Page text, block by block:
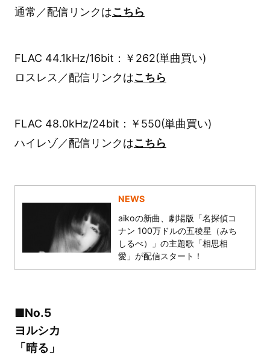
通常／配信リンクはこちら
FLAC 44.1kHz/16bit：￥262(単曲買い)
ロスレス／配信リンクはこちら
FLAC 48.0kHz/24bit：￥550(単曲買い)
ハイレゾ／配信リンクはこちら
NEWS
aikoの新曲、劇場版「名探偵コ
ナン 100万ドルの五稜星（みち
しるべ）」の主題歌「相思相
愛」が配信スタート！
■No.5
ヨルシカ
「晴る」